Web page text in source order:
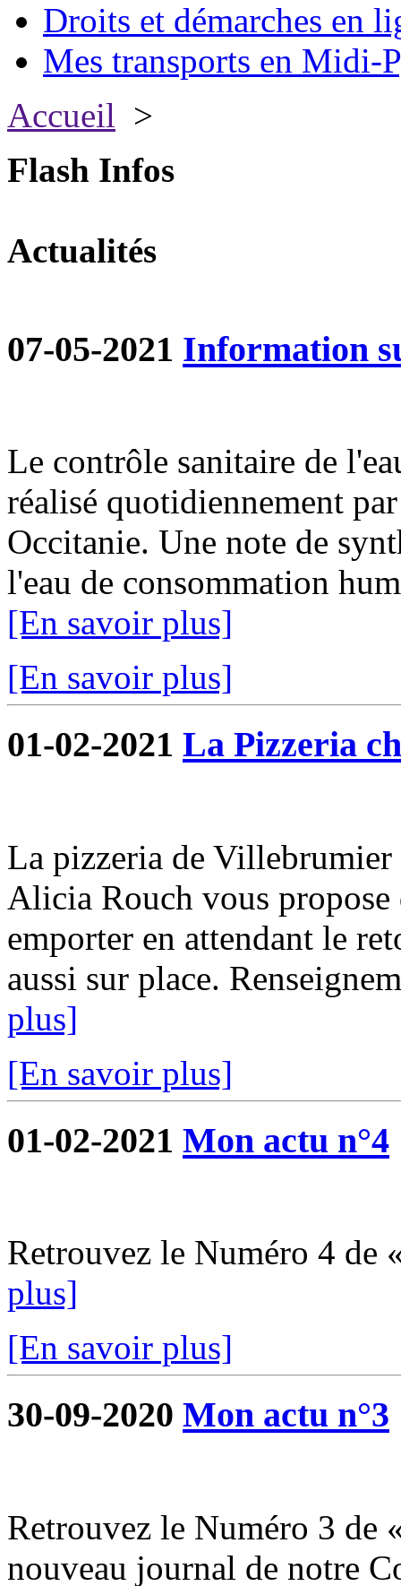
Droits et démarches en
Mes transports en Midi-
Accueil >
Flash Infos
Actualités
07-05-2021 Information
Le contrôle sanitaire de
réalisé quotidiennement
Occitanie. Une note de
l'eau de consommation
[En savoir plus]
[En savoir plus]
01-02-2021 La Pizzeria
La pizzeria de
Alicia Rouch vous propose
emporter en attendant le
aussi sur place.
plus]
[En savoir plus]
01-02-2021 Mon actu n°4
Retrouvez le Numéro 4 de
plus]
[En savoir plus]
30-09-2020 Mon actu n°3
Retrouvez le Numéro 3 de
nouveau journal de notre